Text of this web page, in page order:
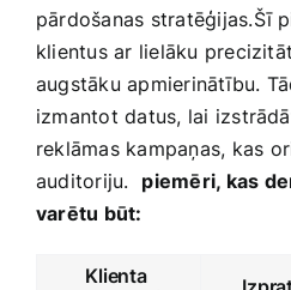
pārdošanas stratēģijas.Šī
klientus ar lielāku
augstāku apmierinātību.
izmantot datus, lai
reklāmas kampaņas, kas
auditoriju. ⁣ piemēri,⁢ kas
‍varētu būt:
Klienta ​